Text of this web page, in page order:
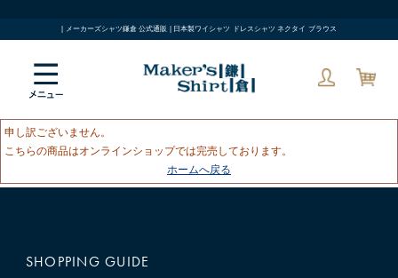
| メーカーズシャツ鎌倉 公式通販 | 日本製ワイシャツ ドレスシャツ ネクタイ ブラウス
申し訳ございません。
こちらの商品はオンラインショップでは完売しております。
ホームへ戻る
SHOPPING GUIDE